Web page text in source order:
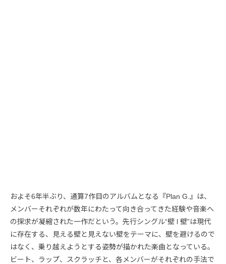
およそ6年半ぶり、通算7作目のアルバムとなる『Plan G.』は、
メンバーそれぞれが数年にわたって向き合ってきた経験や音楽へ
の探求が凝縮された一作だという。先行シングル“壁 l 壁”は現代
に存在する、見える壁と見えない壁をテーマに、壁を避けるので
はなく、乗り越えようとする姿勢が描かれた楽曲となっている。
ビート、ラップ、スクラッチと、各メンバーがそれぞれの手法で